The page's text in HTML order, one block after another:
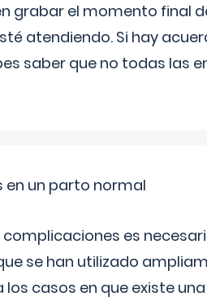
grabar el momento final
atendiendo. Si hay
saber que no todas las
en un parto normal
complicaciones es
se han utilizado
casos en que existe